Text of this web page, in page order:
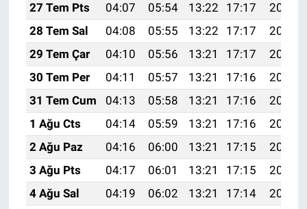
27 Tem Pts
04:07 05:54 13:22 17:17
20:39
28 Tem Sal
04:08 05:55 13:22 17:17
20:38
29 Tem Çar
04:10 05:56 13:21 17:17
20:37
30 Tem Per
04:11 05:57 13:21 17:16
20:36
31 Tem Cum
04:13 05:58 13:21 17:16
20:35
1 Ağu Cts
04:14 05:59 13:21 17:16
20:34
2 Ağu Paz
04:16 06:00 13:21 17:15
20:33
3 Ağu Pts
04:17 06:01 13:21 17:15
20:32
4 Ağu Sal
04:19 06:02 13:21 17:14
20:31